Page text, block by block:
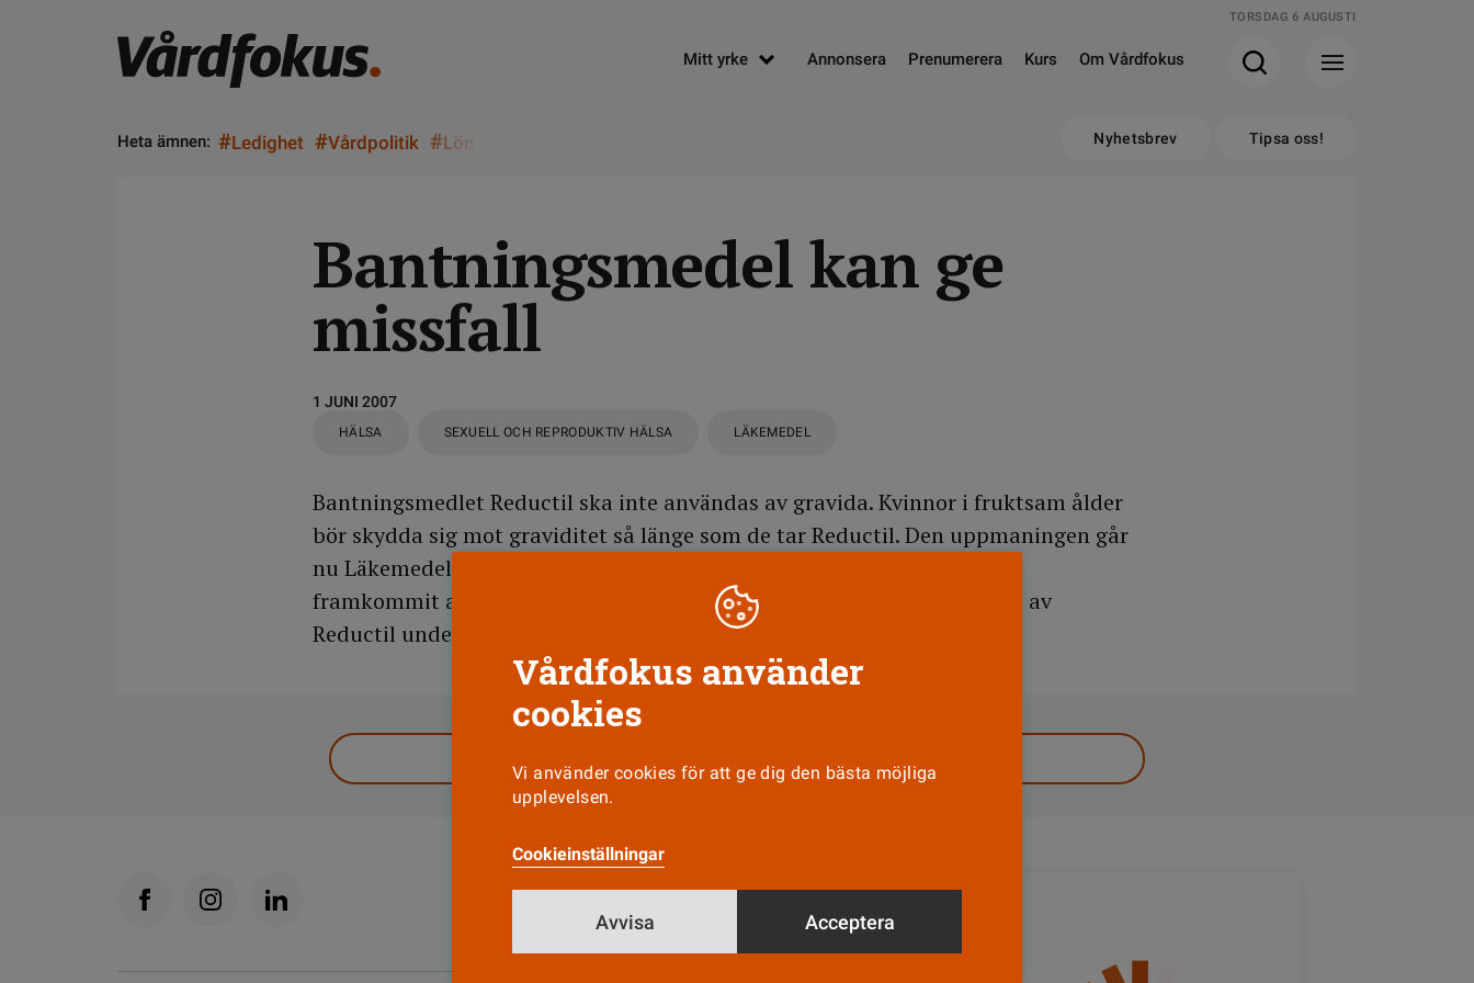
TORSDAG 6 AUGUSTI
Mitt yrke Annonsera Prenumerera Kurs Om Vårdfokus
Heta ämnen: #Ledighet #Vårdpolitik #Lön Nyhetsbrev Tipsa oss!
Bantningsmedel kan ge
missfall
1 JUNI 2007
HÄLSA SEXUELL OCH REPRODUKTIV HÄLSA LÄKEMEDEL
Bantningsmedlet Reductil ska inte användas av gravida. Kvinnor i fruktsam ålder
bör skydda sig mot graviditet så länge som de tar Reductil. Den uppmaningen går
nu Läkemedelsverket ut med. I det medicinska födelseregistret har det
framkommit att 9 av de 90 kvinnor som finns registrerade som brukare av
Reductil under graviditeten har fått missfall.
Vårdfokus använder
cookies
Vi använder cookies för att ge dig den bästa möjliga
upplevelsen.
Cookieinställningar
Avvisa Acceptera